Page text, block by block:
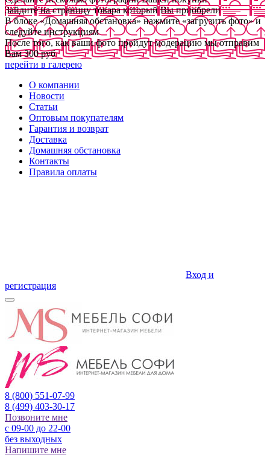
Зайдите на страницу товара который Вы приобрели
В блоке «Домашняя обстановка» нажмите «загрузить фото» и
следуйте инструкциям
После того, как ваши фото пройдут модерацию мы отправим
Вам 300 руб
перейти в галерею
О компании
Новости
Статьи
Оптовым покупателям
Гарантия и возврат
Доставка
Домашняя обстановка
Контакты
Правила оплаты
Вход и
регистрация
8 (800) 551-07-99
8 (499) 403-30-17
Позвоните мне
с 09-00 до 22-00
без выходных
Напишите мне